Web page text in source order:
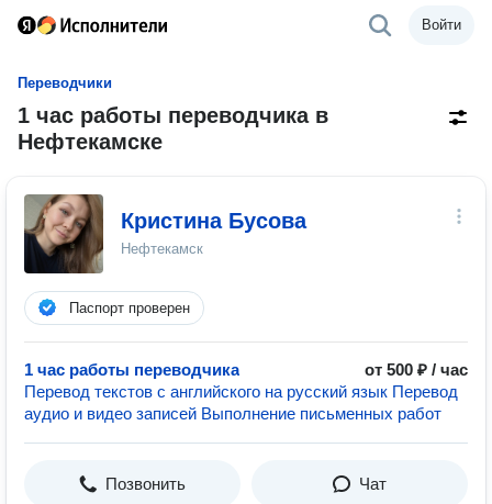
Войти
Переводчики
1 час работы переводчика в
Нефтекамске
Кристина Бусова
Нефтекамск
Паспорт проверен
1 час работы переводчика
от 500 ₽ / час
Перевод текстов с английского на русский язык Перевод
аудио и видео записей Выполнение письменных работ
Позвонить Чат